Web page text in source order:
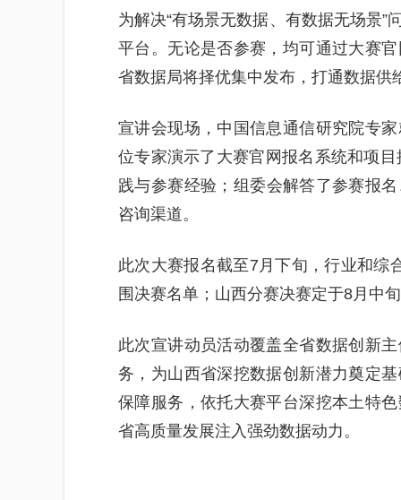
为解决“有场景无数据、有数据无场景
平台。无论是否参赛，均可通过大赛
省数据局将择优集中发布，打通数据
宣讲会现场，中国信息通信研究院专
位专家演示了大赛官网报名系统和项
践与参赛经验；组委会解答了参赛报
咨询渠道。
此次大赛报名截至7月下旬，行业和综
围决赛名单；山西分赛决赛定于8月中
此次宣讲动员活动覆盖全省数据创新
务，为山西省深挖数据创新潜力奠定
保障服务，依托大赛平台深挖本土特
省高质量发展注入强劲数据动力。